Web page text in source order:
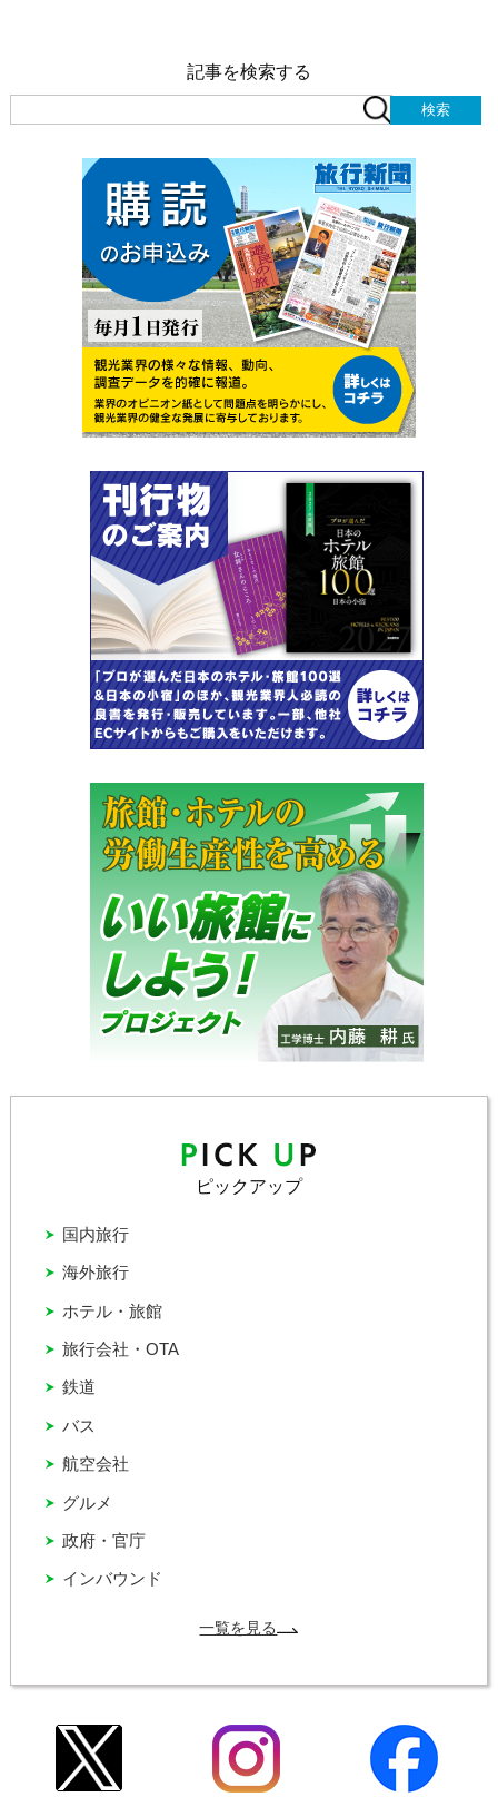
記事を検索する
ピックアップ
インバウンド
グルメ
バス
ホテル・旅館
国内旅行
政府・官庁
旅行会社・OTA
海外旅行
航空会社
鉄道
一覧を見る